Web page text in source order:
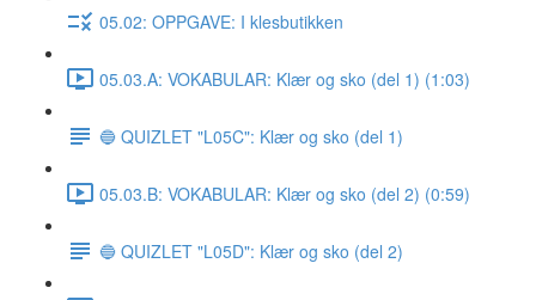
05.02: OPPGAVE: I klesbutikken
05.03.A: VOKABULAR: Klær og sko (del 1) (1:03)
🔵 QUIZLET "L05C": Klær og sko (del 1)
05.03.B: VOKABULAR: Klær og sko (del 2) (0:59)
🔵 QUIZLET "L05D": Klær og sko (del 2)